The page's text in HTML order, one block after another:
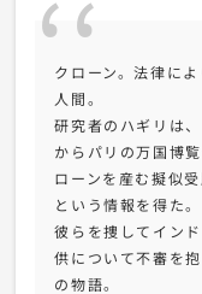
クローン。法律に
人間。
研究者のハギリは
からパリの万国博
ローンを産む擬似
という情報を得た。
彼らを捜してイン
供について不審を
の物語。